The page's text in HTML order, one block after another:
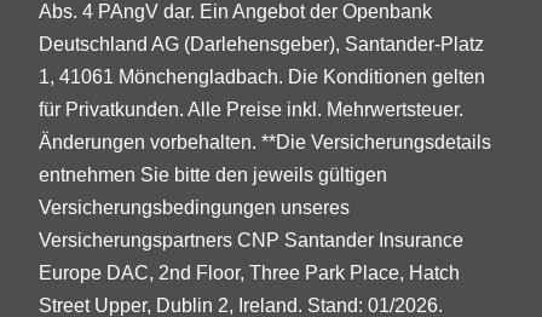
Abs. 4 PAngV dar. Ein Angebot der Openbank
Deutschland AG (Darlehensgeber), Santander-Platz
1, 41061 Mönchengladbach. Die Konditionen gelten
für Privatkunden. Alle Preise inkl. Mehrwertsteuer.
Änderungen vorbehalten. **Die Versicherungsdetails
entnehmen Sie bitte den jeweils gültigen
Versicherungsbedingungen unseres
Versicherungspartners CNP Santander Insurance
Europe DAC, 2nd Floor, Three Park Place, Hatch
Street Upper, Dublin 2, Ireland. Stand: 01/2026.